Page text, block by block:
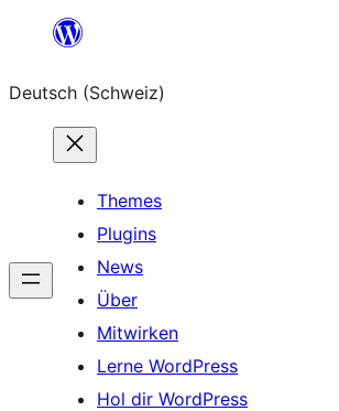
springen
Deutsch (Schweiz)
Themes
Plugins
News
Über
Mitwirken
Lerne WordPress
Hol dir WordPress